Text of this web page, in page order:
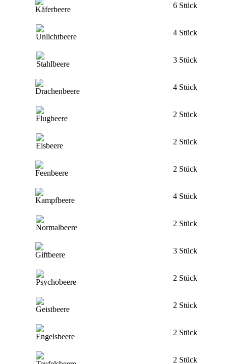
6 Stück
4 Stück
3 Stück
4 Stück
2 Stück
2 Stück
2 Stück
4 Stück
2 Stück
3 Stück
2 Stück
2 Stück
2 Stück
2 Stück